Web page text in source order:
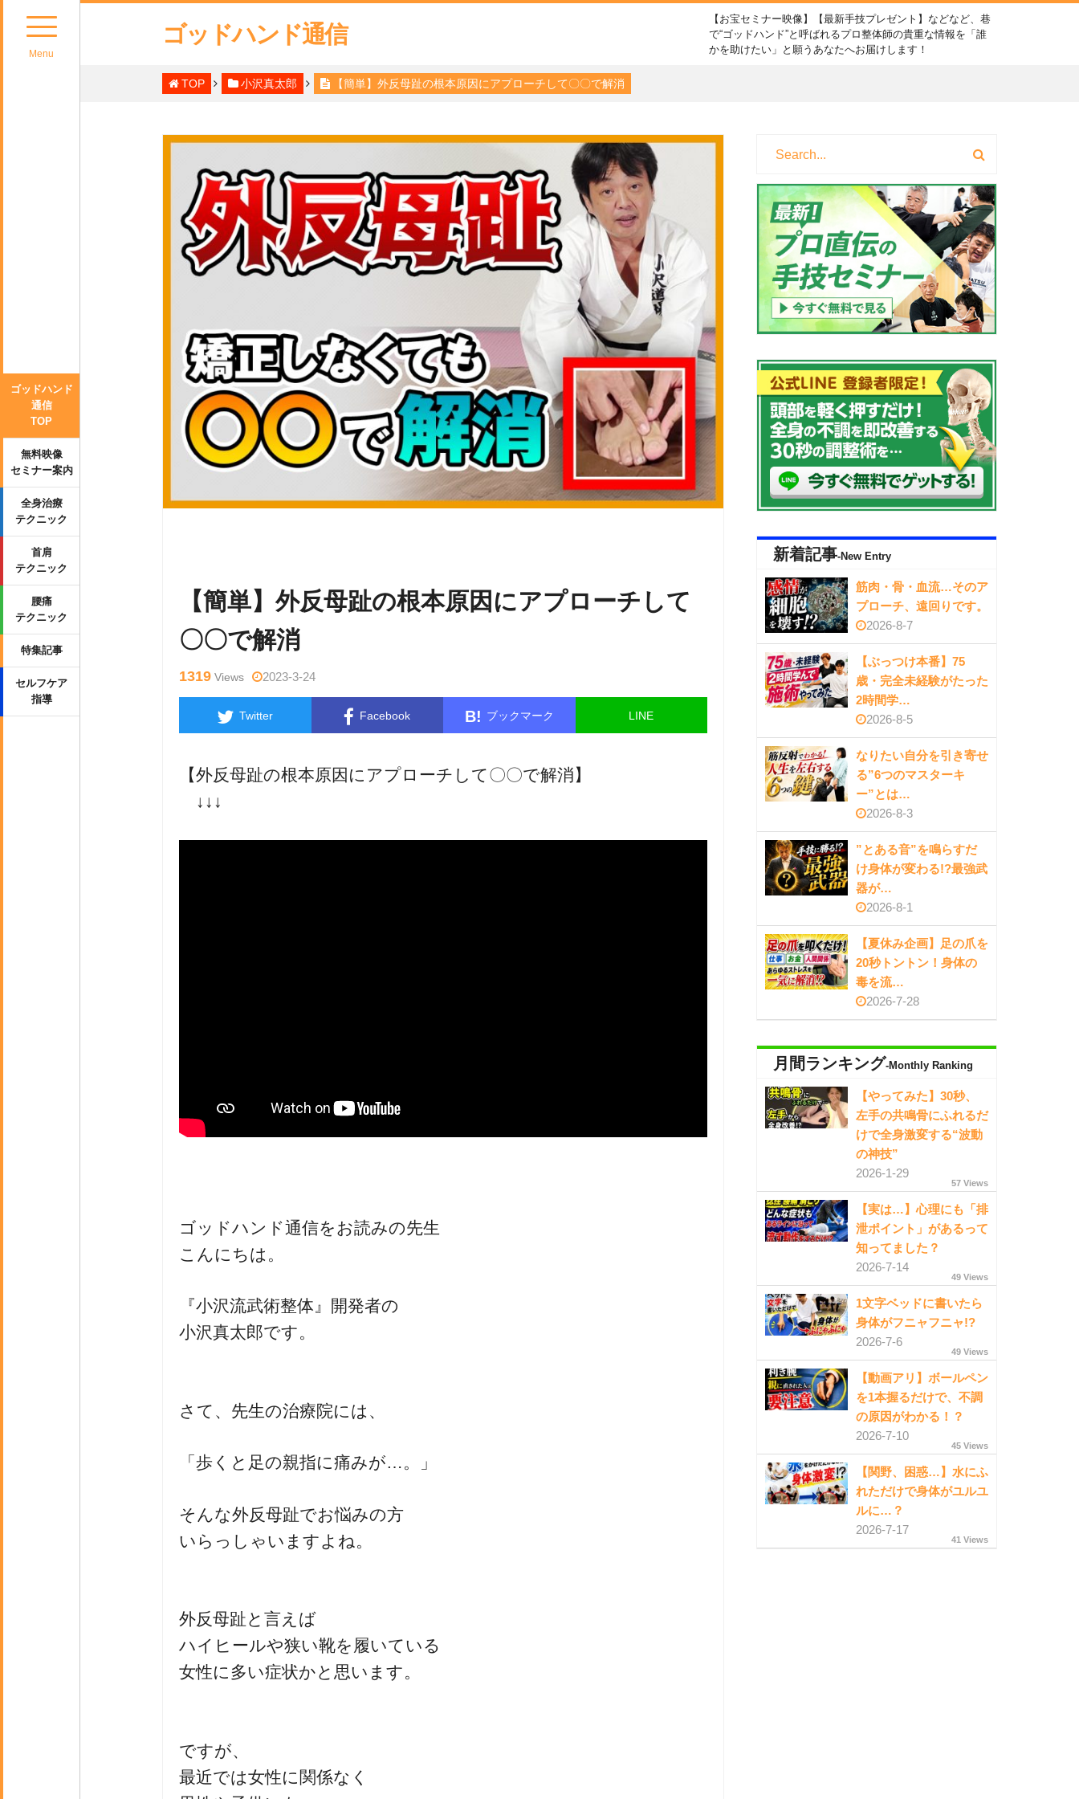
首・肩テクニック
Menu
ゴッドハンド
通信
TOP
無料映像
セミナー案内
全身治療
テクニック
首肩
テクニック
腰痛
テクニック
特集記事
セルフケア
指導
ゴッドハンド通信
【お宝セミナー映像】【最新手技プレゼント】などなど、巷
で“ゴッドハンド”と呼ばれるプロ整体師の貴重な情報を「誰
かを助けたい」と願うあなたへお届けします！
TOP 小沢真太郎 【簡単】外反母趾の根本原因にアプローチして〇〇で解消
【簡単】外反母趾の根本原因にアプローチして
〇〇で解消
1319 Views 2023-3-24
Twitter Facebook B! ブックマーク LINE
【外反母趾の根本原因にアプローチして〇〇で解消】
↓↓↓
ゴッドハンド通信をお読みの先生
こんにちは。
『小沢流武術整体』開発者の
小沢真太郎です。
さて、先生の治療院には、
「歩くと足の親指に痛みが…。」
そんな外反母趾でお悩みの方
いらっしゃいますよね。
外反母趾と言えば
ハイヒールや狭い靴を履いている
女性に多い症状かと思います。
ですが、
最近では女性に関係なく
新着記事-New Entry
筋肉・骨・血流…そのア
プローチ、遠回りです。
2026-8-7
【ぶっつけ本番】75
歳・完全未経験がたった
2時間学…
2026-8-5
なりたい自分を引き寄せ
る”6つのマスターキ
ー”とは…
2026-8-3
”とある音”を鳴らすだ
け身体が変わる!?最強武
器が…
2026-8-1
【夏休み企画】足の爪を
20秒トントン！身体の
毒を流…
2026-7-28
月間ランキング-Monthly Ranking
【やってみた】30秒、
左手の共鳴骨にふれるだ
けで全身激変する“波動
の神技”
2026-1-29
57 Views
【実は…】心理にも「排
泄ポイント」があるって
知ってました？
2026-7-14
49 Views
1文字ベッドに書いたら
身体がフニャフニャ!?
2026-7-6
49 Views
【動画アリ】ボールペン
を1本握るだけで、不調
の原因がわかる！？
2026-7-10
45 Views
【関野、困惑…】水にふ
れただけで身体がユルユ
ルに…？
2026-7-17
41 Views